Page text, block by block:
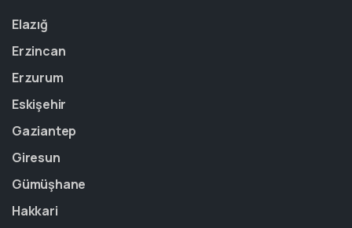
Elazığ
Erzincan
Erzurum
Eskişehir
Gaziantep
Giresun
Gümüşhane
Hakkari